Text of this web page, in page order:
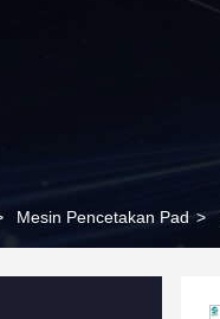
Mesin Pencetakan Pad >